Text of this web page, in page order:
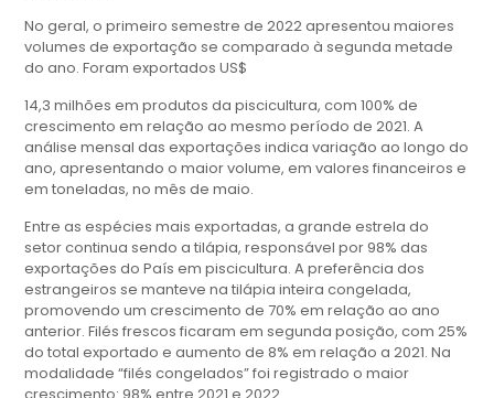
No geral, o primeiro semestre de 2022 apresentou maiores
volumes de exportação se comparado à segunda metade
do ano. Foram exportados US$
14,3 milhões em produtos da piscicultura, com 100% de
crescimento em relação ao mesmo período de 2021. A
análise mensal das exportações indica variação ao longo do
ano, apresentando o maior volume, em valores financeiros e
em toneladas, no mês de maio.
Entre as espécies mais exportadas, a grande estrela do
setor continua sendo a tilápia, responsável por 98% das
exportações do País em piscicultura. A preferência dos
estrangeiros se manteve na tilápia inteira congelada,
promovendo um crescimento de 70% em relação ao ano
anterior. Filés frescos ficaram em segunda posição, com 25%
do total exportado e aumento de 8% em relação a 2021. Na
modalidade “filés congelados” foi registrado o maior